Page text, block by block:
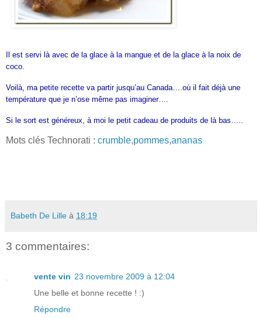
Il est servi là avec de la glace à la mangue et de la glace à la noix de
coco.
Voilà, ma petite recette va partir jusqu’au Canada….où il fait déjà une
température que je n’ose même pas imaginer….
Si le sort est généreux, à moi le petit cadeau de produits de là bas…..
Mots clés Technorati : crumble,pommes,ananas
Babeth De Lille à 18:19
3 commentaires:
vente vin 23 novembre 2009 à 12:04
Une belle et bonne recette ! :)
Répondre